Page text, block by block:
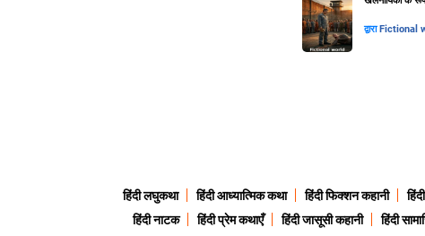
द्वारा Fictional
हिंदी लघुकथा हिंदी आध्यात्मिक कथा हिंदी फिक्शन कहानी
हिंदी नाटक
हिंदी प्रेम कथाएँ हिंदी जासूसी कहानी हिंदी